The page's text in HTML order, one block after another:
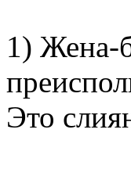
1) Жена-
Это